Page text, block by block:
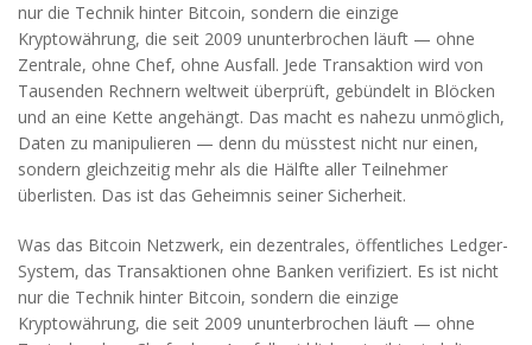
nur die Technik hinter Bitcoin, sondern die einzige
Kryptowährung, die seit 2009 ununterbrochen läuft — ohne
Zentrale, ohne Chef, ohne Ausfall. Jede Transaktion wird von
Tausenden Rechnern weltweit überprüft, gebündelt in Blöcken
und an eine Kette angehängt. Das macht es nahezu unmöglich,
Daten zu manipulieren — denn du müsstest nicht nur einen,
sondern gleichzeitig mehr als die Hälfte aller Teilnehmer
überlisten. Das ist das Geheimnis seiner Sicherheit.
Was das Bitcoin Netzwerk, ein dezentrales, öffentliches Ledger-
System, das Transaktionen ohne Banken verifiziert. Es ist nicht
nur die Technik hinter Bitcoin, sondern die einzige
Kryptowährung, die seit 2009 ununterbrochen läuft — ohne